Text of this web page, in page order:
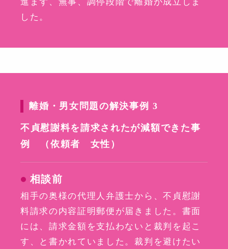
進まず、無事、調停段階で離婚が成立しま
した。
離婚・男女問題の解決事例 3
不貞慰謝料を請求されたが減額できた事
例 （依頼者 女性）
相談前
相手の奥様の代理人弁護士から、不貞慰謝
料請求の内容証明郵便が届きました。書面
には、請求金額を支払わないと裁判を起こ
す、と書かれていました。裁判を避けたい